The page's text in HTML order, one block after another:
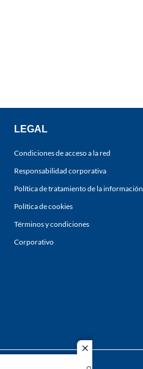
close
LEGAL
Condiciones de acceso a la red
Responsabilidad corporativa
Política de tratamiento de la información
Política de cookies
Términos y condiciones
Corporativo